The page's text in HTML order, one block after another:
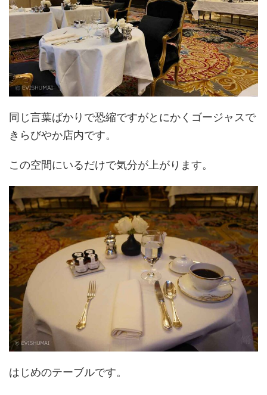
同じ言葉ばかりで恐縮ですがとにかくゴージャスで
きらびやか店内です。
この空間にいるだけで気分が上がります。
はじめのテーブルです。